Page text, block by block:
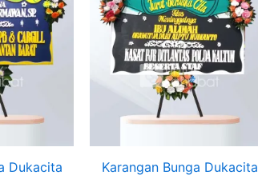
Dukacita
Karangan Bunga Dukacita